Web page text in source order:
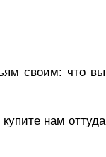
своим: что вы
нам оттуда